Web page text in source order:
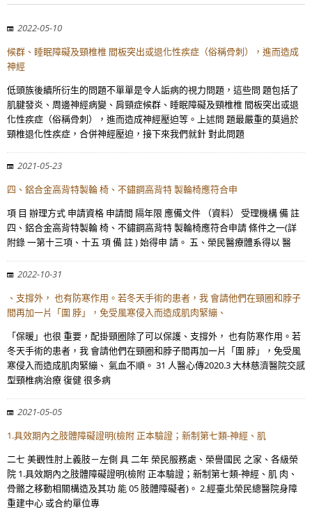
2022-05-10
候群、睡眠障礙及頸椎椎 間板突出或退化性疾症（俗稱骨刺），進而造成
神經
低頭族後續所衍生的問題不單單是令人詬病的視力問題，這些問 題包括了
肌腱發炎、周邊神經病變、肩頸症候群、睡眠障礙及頸椎椎 間板突出或退
化性疾症（俗稱骨刺），進而造成神經壓迫等。上述問 題最嚴重的莫過於
頸椎退化性疾症，合併神經壓迫，接下來我們就針 對此問題
2021-05-23
四、鋁合金高背特製輪 椅、不鏽鋼高背特 製輪椅應符合申
項 目 辦理方式 申請資格 申請間 隔年限 應備文件 （資料） 受理機構 備 註
四、鋁合金高背特製輪 椅、不鏽鋼高背特 製輪椅應符合申請 條件之一(詳
附錄 一第十三項、十五 項 備 註 ) 始得申 請。 五、榮民醫療體系得以 醫
2022-10-31
、支撐外， 也有防寒作用。若冬天手術的患者，我 會請他們在頸圈和脖子
間再加一片「圍 脖」，免受風寒侵入而造成肌肉緊繃、
「保暖」也很 重要，配掛頸圈除了可以保護、支撐外， 也有防寒作用。若
冬天手術的患者，我 會請他們在頸圈和脖子間再加一片「圍 脖」，免受風
寒侵入而造成肌肉緊繃、 氣血不順。 31 人醫心傳2020.3 大林慈濟醫院交感
型頸椎病治療 復健 很多病
2021-05-05
1.具效期內之肢體障礙證明(檢附 正本驗證；新制第七類-神經、肌
二七 美觀性肘上義肢－左側 具 二年 榮民服務處、榮譽國民 之家、各級榮
院 1.具效期內之肢體障礙證明(檢附 正本驗證；新制第七類-神經、肌 肉、
骨骼之移動相關構造及其功 能 05 肢體障礙者)。 2.經臺北榮民總醫院身障
重建中心 或合約單位專